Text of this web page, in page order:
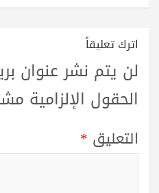
اترك تعليقاً
لن يتم نشر عنوان
الحقول الإلزامية
التعليق *